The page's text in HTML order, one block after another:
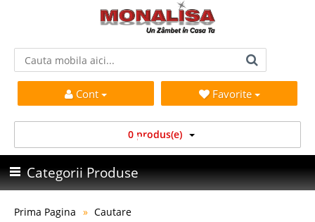
Cont Favorite
0 produs(e)
Categorii Produse
Prima Pagina Cautare